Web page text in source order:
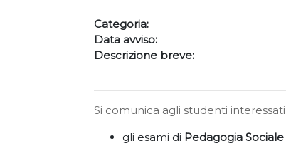
Categoria:
Data avviso:
Descrizione breve:
Si comunica agli studenti
gli esami di Pedagogia Sociale